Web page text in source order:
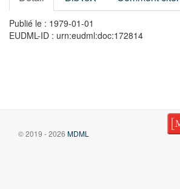
Publié le : 1979-01-01
EUDML-ID : urn:eudml:doc:172814
© 2019 - 2026 MDML